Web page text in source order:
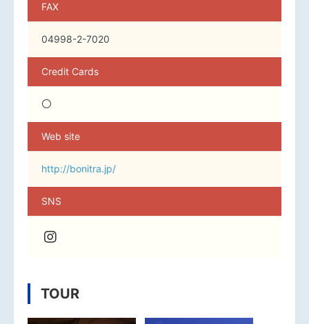
FAX
04998-2-7020
Credit Cards
〇
Web site
http://bonitra.jp/
SNS
TOUR